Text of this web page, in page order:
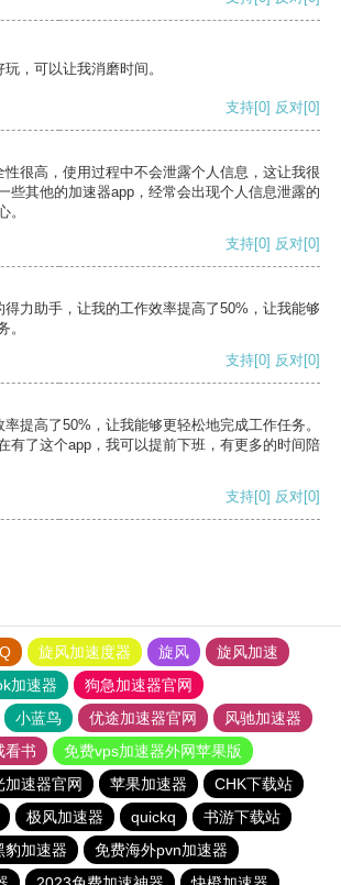
，可以让我消磨时间。
支持[0] 反对[0]
性很高，使用过程中不会泄露个人信息，这让我很
些其他的加速器app，经常会出现个人信息泄露的
。
支持[0] 反对[0]
得力助手，让我的工作效率提高了50%，让我能够
。
支持[0] 反对[0]
提高了50%，让我能够更轻松地完成工作任务。
有了这个app，我可以提前下班，有更多的时间陪
支持[0] 反对[0]
旋风加速度器 旋风
旋风加速
加速器
狗急加速器官网
小蓝鸟 优途加速器官网
风驰加速器
看书
免费vps加速器外网苹果版
加速器官网 苹果加速器
CHK下载站
极风加速器 quickq
书游下载站
豹加速器
免费海外pvn加速器